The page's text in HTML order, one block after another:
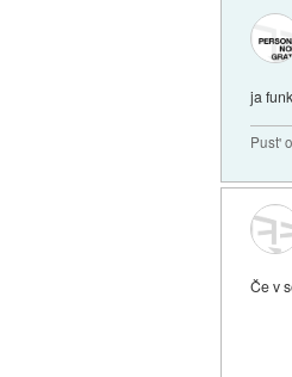
ja
Pust'
Če v